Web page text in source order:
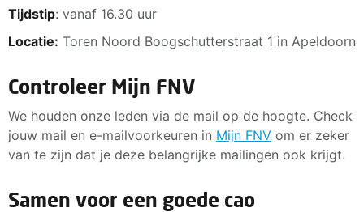
Tijdstip: vanaf 16.30 uur
Locatie: Toren Noord Boogschutterstraat 1 in Apeldoorn
Controleer Mijn FNV
We houden onze leden via de mail op de hoogte. Check
jouw mail en e-mailvoorkeuren in Mijn FNV om er zeker
van te zijn dat je deze belangrijke mailingen ook krijgt.
Samen voor een goede cao